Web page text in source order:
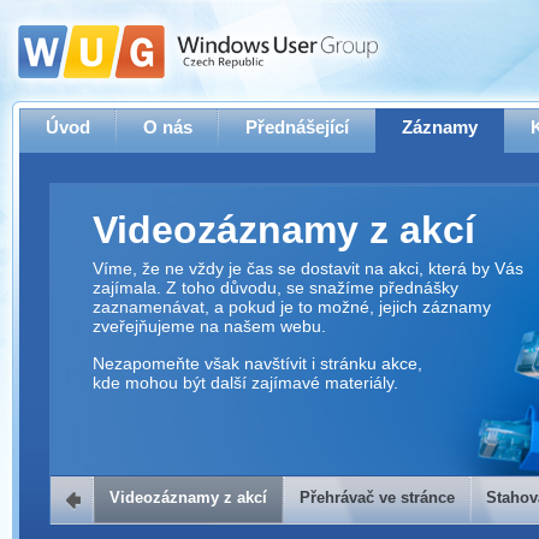
Úvod O nás Přednášející Záznamy
Videozáznamy z akcí
Víme, že ne vždy je čas se dostavit na akci, která by Vás
zajímala. Z toho důvodu, se snažíme přednášky
zaznamenávat, a pokud je to možné, jejich záznamy
zveřejňujeme na našem webu.
Nezapomeňte však navštívit i stránku akce,
kde mohou být další zajímavé materiály.
Přehrávač ve stránce
Videozáznamy z akcí Přehrávač ve stránce